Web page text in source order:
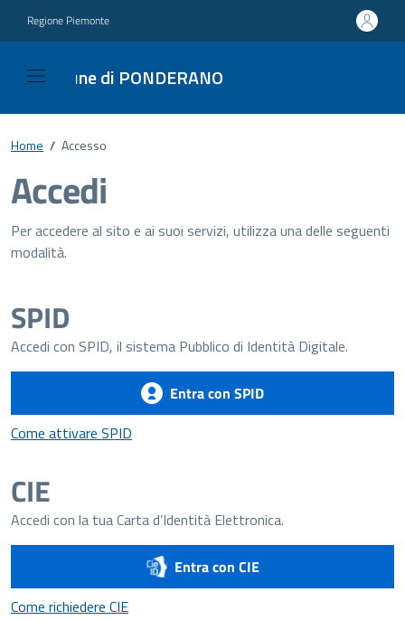
Regione Piemonte
Comune di PONDERANO
Home / Accesso
Accedi
Per accedere al sito e ai suoi servizi, utilizza una delle seguenti
modalità.
SPID
Accedi con SPID, il sistema Pubblico di Identità Digitale.
Entra con SPID
Come attivare SPID
CIE
Accedi con la tua Carta d’Identità Elettronica.
Entra con CIE
Come richiedere CIECome richiedere CIE